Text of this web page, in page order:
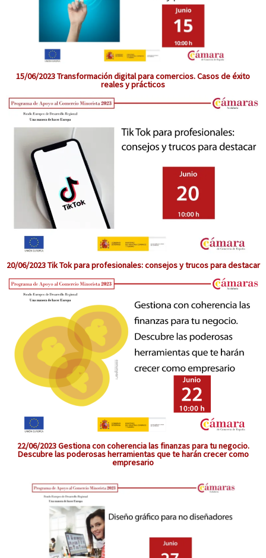
15/06/2023 Transformación digital para comercios. Casos de éxito
reales y prácticos
20/06/2023 Tik Tok para profesionales: consejos y trucos para destacar
22/06/2023 Gestiona con coherencia las finanzas para tu negocio.
Descubre las poderosas herramientas que te harán crecer como
empresario